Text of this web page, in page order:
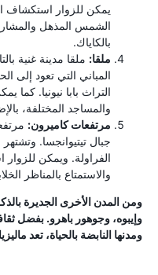
يمكن للزوار استكشاف
الشمس المذهل
بالكاياك.
ملقا: ملقا مدينة غنية
المباني التي تعود إلى
التراث بابا نيونيا. كما
والمساجد المختلفة،
مرتفعات كاميرون:
جبال تيتيوانجسا.
الفراولة. ويمكن
والاستمتاع بالمناظر
ومن المدن الأخرى الجديرة
وإيبوه، وجوهور باهرو. بفضل
ومدنها النابضة بالحياة، تعد